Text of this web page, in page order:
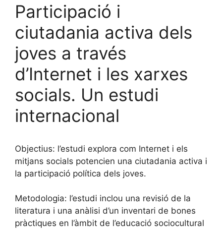
Participació i
ciutadania activa dels
joves a través
d’Internet i les xarxes
socials. Un estudi
internacional
Objectius: l’estudi explora com Internet i els
mitjans socials potencien una ciutadania activa i
la participació política dels joves.
Metodologia: l’estudi inclou una revisió de la
literatura i una anàlisi d’un inventari de bones
pràctiques en l’àmbit de l’educació sociocultural